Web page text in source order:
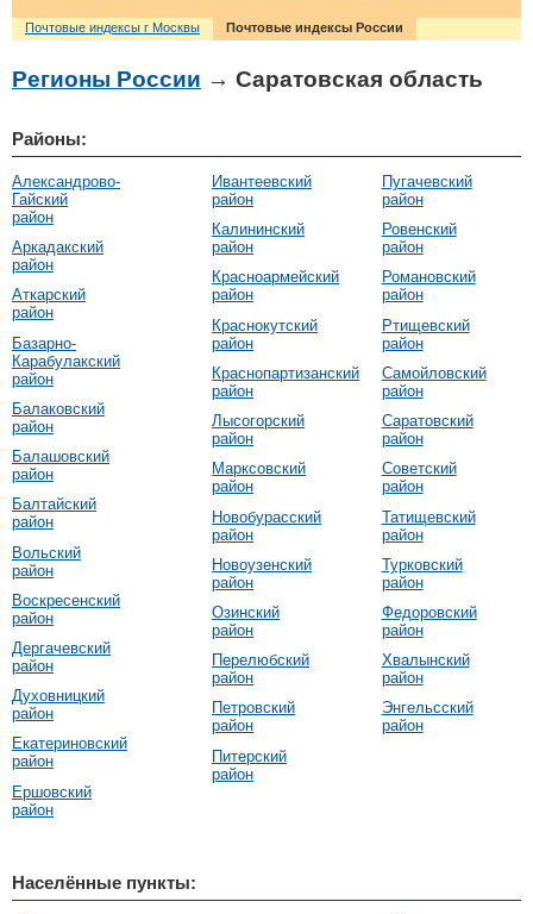
Почтовые индексы г Москвы Почтовые индексы России
Регионы России → Саратовская область
Районы:
Александрово-
Гайский
район
Аркадакский
район
Аткарский
район
Базарно-
Карабулакский
район
Балаковский
район
Балашовский
район
Балтайский
район
Вольский
район
Воскресенский
район
Дергачевский
район
Духовницкий
район
Екатериновский
район
Ершовский
район
Ивантеевский
район
Калининский
район
Красноармейский
район
Краснокутский
район
Краснопартизанский
район
Лысогорский
район
Марксовский
район
Новобурасский
район
Новоузенский
район
Озинский
район
Перелюбский
район
Петровский
район
Питерский
район
Пугачевский
район
Ровенский
район
Романовский
район
Ртищевский
район
Самойловский
район
Саратовский
район
Советский
район
Татищевский
район
Турковский
район
Федоровский
район
Хвалынский
район
Энгельсский
район
Населённые пункты: